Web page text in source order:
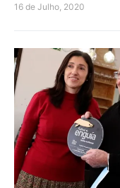
16 de Julho, 2020